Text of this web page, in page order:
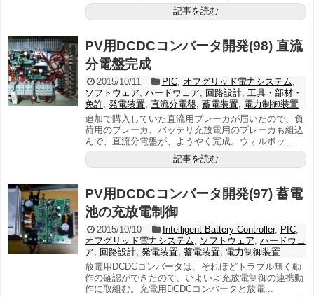
記事を読む
PV用DCDCコンバータ開発(98) 直流
分電盤完成
2015/10/11 PIC, オフグリッド電力システム,
ソフトウェア, ハードウェア, 回路設計, 工具・部材・
免許, 発電装置, 直流分電盤, 蓄電装置, 電力制御装置
追加で購入していた直流用ブレーカが届いたので、負
荷用のブレーカ、バッテリ充放電用のブレーカも組込
んで、直流分電盤が、ようやく完成。ウォルボッ...
記事を読む
PV用DCDCコンバータ開発(97) 蓄電
池の充放電制御
2015/10/10 Intelligent Battery Controller, PIC,
オフグリッド電力システム, ソフトウェア, ハードウェ
ア, 回路設計, 発電装置, 蓄電装置, 電力制御装置
放電用DCDCコンバータは、それほどトラブル無く動
作の確認ができたので、いよいよ充放電制御の連携動
作に取組む。充電用DCDCコンバータと放電...